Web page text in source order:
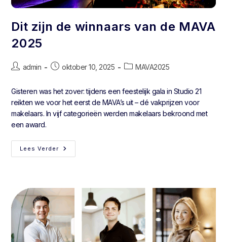
Dit zijn de winnaars van de MAVA
2025
admin oktober 10, 2025 MAVA2025
Gisteren was het zover: tijdens een feestelijk gala in Studio 21
reikten we voor het eerst de MAVA’s uit – dé vakprijzen voor
makelaars. In vijf categorieën werden makelaars bekroond met
een award.
Lees Verder